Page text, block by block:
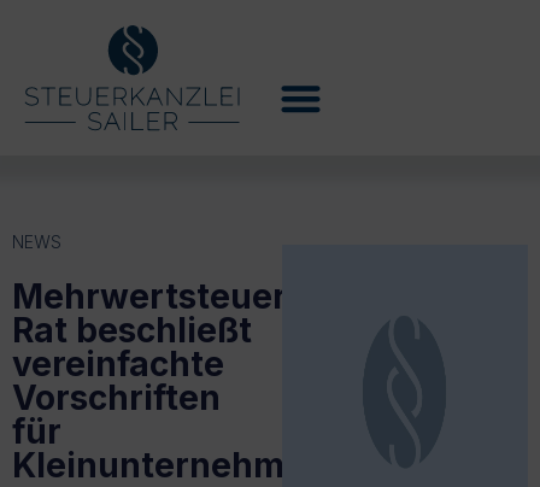
NEWS
Mehrwertsteuer:
Rat beschließt
vereinfachte
Vorschriften
für
Kleinunternehmen